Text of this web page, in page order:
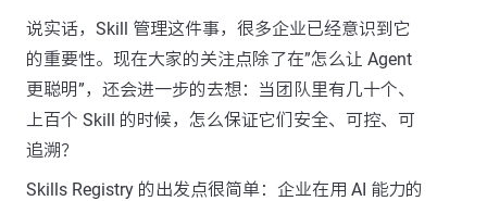
说实话，Skill 管理这件事，很多企业已经意识到它
的重要性。现在大家的关注点除了在”怎么让 Agent
更聪明”，还会进一步的去想：当团队里有几十个、
上百个 Skill 的时候，怎么保证它们安全、可控、可
追溯？
Skills Registry 的出发点很简单：企业在用 AI 能力的